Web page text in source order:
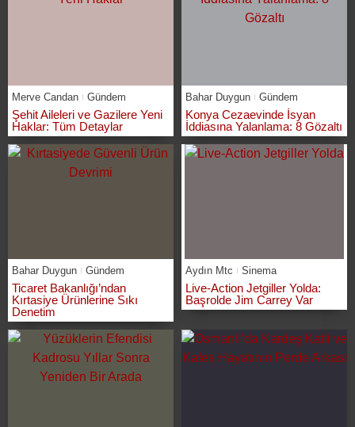
Merve Candan Gündem
Şehit Aileleri ve Gazilere Yeni
Haklar: Tüm Detaylar
Bahar Duygun Gündem
Konya Cezaevinde İsyan
İddiasına Yalanlama: 8 Gözaltı
Bahar Duygun Gündem
Ticaret Bakanlığı’ndan
Kırtasiye Ürünlerine Sıkı
Denetim
Aydın Mtc Sinema
Live-Action Jetgiller Yolda:
Başrolde Jim Carrey Var